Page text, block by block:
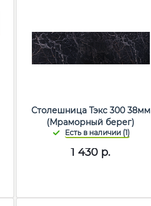
Столешница Тэкс 300 38мм
(Мраморный берег)
1 430 р.